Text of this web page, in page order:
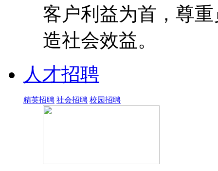
客户利益为首，尊
造社会效益。
人才招聘
精英招聘 社会招聘 校园招聘